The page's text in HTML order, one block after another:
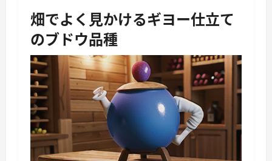
畑でよく見かけるギヨー仕立て
のブドウ品種